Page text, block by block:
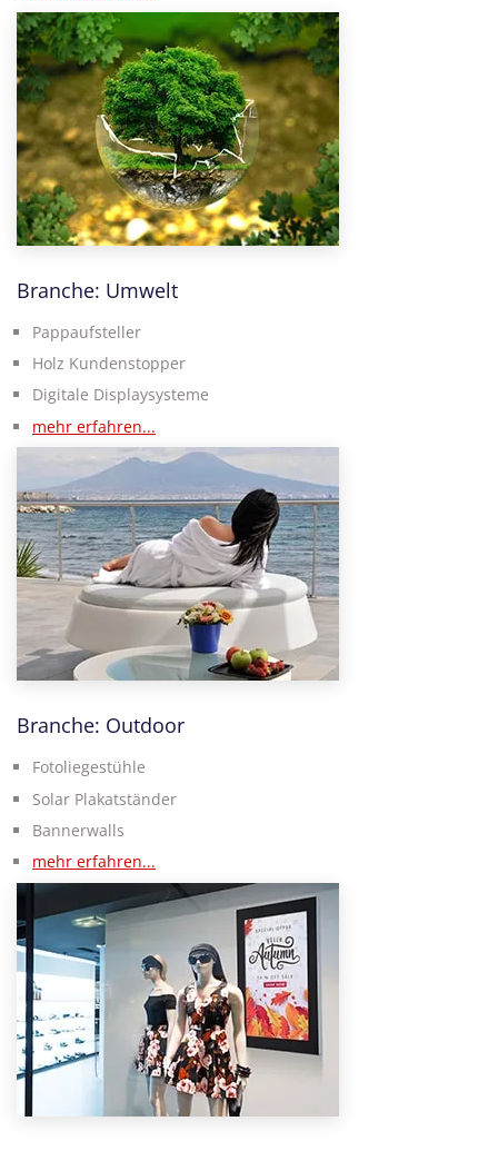
Branche: Umwelt
Pappaufsteller
Holz Kundenstopper
Digitale Displaysysteme
mehr erfahren...
Branche: Outdoor
Fotoliegestühle
Solar Plakatständer
Bannerwalls
mehr erfahren...